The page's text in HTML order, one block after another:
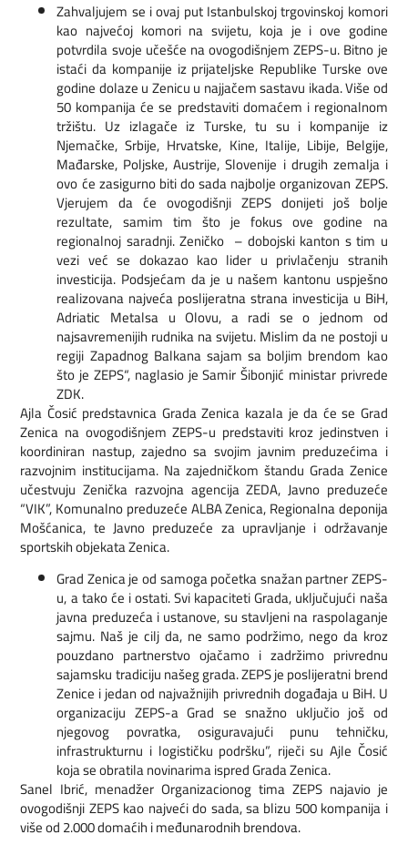
Zahvaljujem se i ovaj put Istanbulskoj trgovinskoj komori
kao najvećoj komori na svijetu, koja je i ove godine
potvrdila svoje učešće na ovogodišnjem ZEPS-u. Bitno je
istaći da kompanije iz prijateljske Republike Turske ove
godine dolaze u Zenicu u najjačem sastavu ikada. Više od
50 kompanija će se predstaviti domaćem i regionalnom
tržištu. Uz izlagače iz Turske, tu su i kompanije iz
Njemačke, Srbije, Hrvatske, Kine, Italije, Libije, Belgije,
Mađarske, Poljske, Austrije, Slovenije i drugih zemalja i
ovo će zasigurno biti do sada najbolje organizovan ZEPS.
Vjerujem da će ovogodišnji ZEPS donijeti još bolje
rezultate, samim tim što je fokus ove godine na
regionalnoj saradnji. Zeničko – dobojski kanton s tim u
vezi već se dokazao kao lider u privlačenju stranih
investicija. Podsjećam da je u našem kantonu uspješno
realizovana najveća poslijeratna strana investicija u BiH,
Adriatic Metalsa u Olovu, a radi se o jednom od
najsavremenijih rudnika na svijetu. Mislim da ne postoji u
regiji Zapadnog Balkana sajam sa boljim brendom kao
što je ZEPS“, naglasio je Samir Šibonjić ministar privrede
ZDK.
Ajla Čosić predstavnica Grada Zenica kazala je da će se Grad
Zenica na ovogodišnjem ZEPS-u predstaviti kroz jedinstven i
koordiniran nastup, zajedno sa svojim javnim preduzećima i
razvojnim institucijama. Na zajedničkom štandu Grada Zenice
učestvuju Zenička razvojna agencija ZEDA, Javno preduzeće
“VIK”, Komunalno preduzeće ALBA Zenica, Regionalna deponija
Mošćanica, te Javno preduzeće za upravljanje i održavanje
sportskih objekata Zenica.
Grad Zenica je od samoga početka snažan partner ZEPS-
u, a tako će i ostati. Svi kapaciteti Grada, uključujući naša
javna preduzeća i ustanove, su stavljeni na raspolaganje
sajmu. Naš je cilj da, ne samo podržimo, nego da kroz
pouzdano partnerstvo ojačamo i zadržimo privrednu
sajamsku tradiciju našeg grada. ZEPS je poslijeratni brend
Zenice i jedan od najvažnijih privrednih događaja u BiH. U
organizaciju ZEPS-a Grad se snažno uključio još od
njegovog povratka, osiguravajući punu tehničku,
infrastrukturnu i logističku podršku”, riječi su Ajle Čosić
koja se obratila novinarima ispred Grada Zenica.
Sanel Ibrić, menadžer Organizacionog tima ZEPS najavio je
ovogodišnji ZEPS kao najveći do sada, sa blizu 500 kompanija i
više od 2.000 domaćih i međunarodnih brendova.